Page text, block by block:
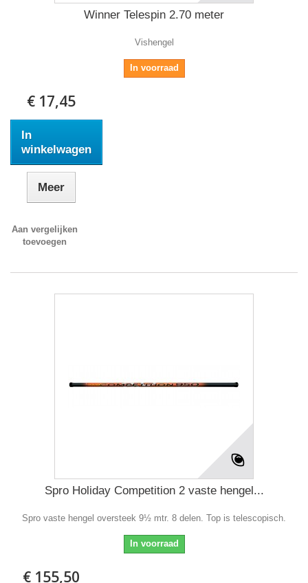
Winner Telespin 2.70 meter
Vishengel
In voorraad
€ 17,45
In
winkelwagen
Meer
Aan vergelijken
toevoegen
Spro Holiday Competition 2 vaste hengel...
Spro vaste hengel oversteek 9½ mtr. 8 delen. Top is telescopisch.
In voorraad
€ 155,50